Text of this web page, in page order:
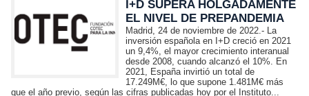
I+D SUPERA HOLGADAMENTE
EL NIVEL DE PREPANDEMIA
Madrid, 24 de noviembre de 2022.- La
inversión española en I+D creció en 2021
un 9,4%, el mayor crecimiento interanual
desde 2008, cuando alcanzó el 10%. En
2021, España invirtió un total de
17.249M€, lo que supone 1.481M€ más
que el año previo, según las cifras publicadas hoy por el Instituto...